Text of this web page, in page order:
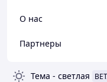
О нас
Партнеры
Тема - светлая